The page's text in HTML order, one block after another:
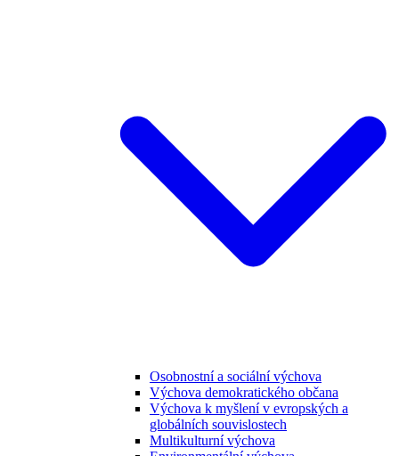
Osobnostní a sociální výchova
Výchova demokratického občana
Výchova k myšlení v evropských a
globálních souvislostech
Multikulturní výchova